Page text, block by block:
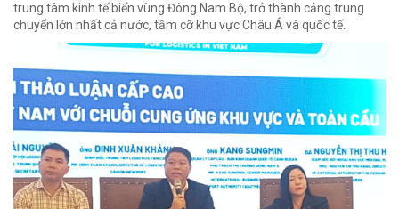
trung tâm kinh tế biển vùng Đông Nam Bộ, trở thành cảng trung
chuyển lớn nhất cả nước, tầm cỡ khu vực Châu Á và quốc tế.